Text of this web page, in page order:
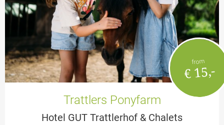
from
€ 15,-
Trattlers Ponyfarm
Hotel GUT Trattlerhof & Chalets